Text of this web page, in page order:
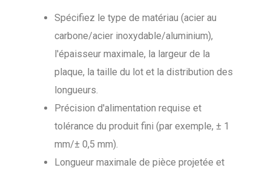
Spécifiez le type de matériau (acier au
carbone/acier inoxydable/aluminium),
l'épaisseur maximale, la largeur de la
plaque, la taille du lot et la distribution des
longueurs.
Précision d'alimentation requise et
tolérance du produit fini (par exemple, ± 1
mm/± 0,5 mm).
Longueur maximale de pièce projetée et